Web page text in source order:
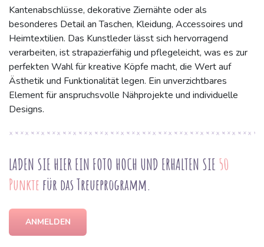
Kantenabschlüsse, dekorative Ziernähte oder als
besonderes Detail an Taschen, Kleidung, Accessoires und
Heimtextilien. Das Kunstleder lässt sich hervorragend
verarbeiten, ist strapazierfähig und pflegeleicht, was es zur
perfekten Wahl für kreative Köpfe macht, die Wert auf
Ästhetik und Funktionalität legen. Ein unverzichtbares
Element für anspruchsvolle Nähprojekte und individuelle
Designs.
LADEN SIE HIER EIN FOTO HOCH UND ERHALTEN SIE 50
Punkte für das Treueprogramm.
ANMELDEN